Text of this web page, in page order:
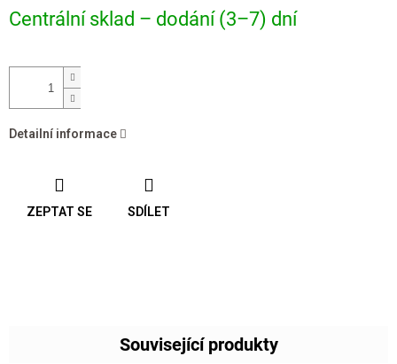
cena:
Centrální sklad – dodání (3–7) dní
Detailní informace
ZEPTAT SE SDÍLET
Související produkty